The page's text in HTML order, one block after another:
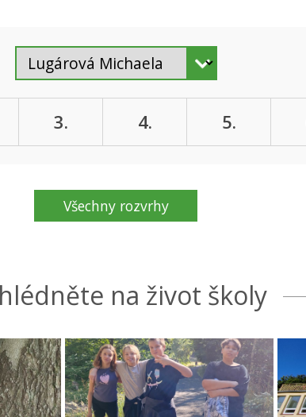
3. 4. 5.
Všechny rozvrhy
na život školy